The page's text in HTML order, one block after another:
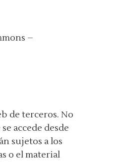
–
de terceros. No
accede desde
sujetos a los
o el material